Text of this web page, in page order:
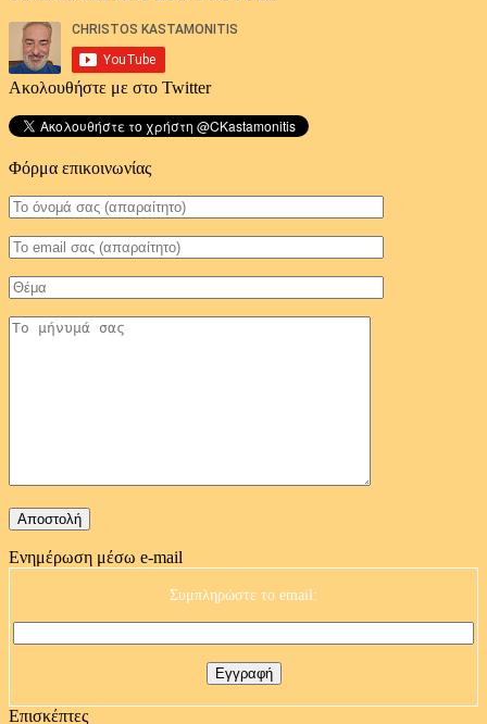
Ακολουθήστε με στο Twitter
Φόρμα επικοινωνίας
Ενημέρωση μέσω e-mail
Συμπληρώστε το email:
Επισκέπτες